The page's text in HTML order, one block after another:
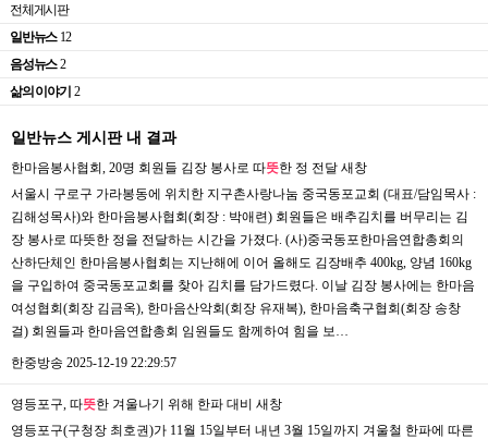
전체게시판
일반뉴스 12
음성뉴스 2
삶의 이야기 2
일반뉴스 게시판 내 결과
한마음봉사협회, 20명 회원들 김장 봉사로 따뜻한 정 전달 새창
서울시 구로구 가라봉동에 위치한 지구촌사랑나눔 중국동포교회 (대표/담임목사 :
김해성목사)와 한마음봉사협회(회장 : 박애련) 회원들은 배추김치를 버무리는 김
장 봉사로 따뜻한 정을 전달하는 시간을 가졌다. (사)중국동포한마음연합총회의
산하단체인 한마음봉사협회는 지난해에 이어 올해도 김장배추 400kg, 양념 160kg
을 구입하여 중국동포교회를 찾아 김치를 담가드렸다. 이날 김장 봉사에는 한마음
여성협회(회장 김금옥), 한마음산악회(회장 유재복), 한마음축구협회(회장 송창
걸) 회원들과 한마음연합총회 임원들도 함께하여 힘을 보…
한중방송 2025-12-19 22:29:57
영등포구, 따뜻한 겨울나기 위해 한파 대비 새창
영등포구(구청장 최호권)가 11월 15일부터 내년 3월 15일까지 겨울철 한파에 따른